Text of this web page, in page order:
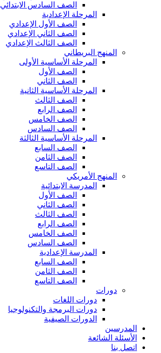
الصف السادس الابتدائي
المرحلة الإعدادية
الصف الأول الإعدادي
الصف الثاني الإعدادي
الصف الثالث الإعدادي
المنهج البريطاني
المرحلة الأساسية الأولى
الصف الأول
الصف الثاني
المرحلة الأساسية الثانية
الصف الثالث
الصف الرابع
الصف الخامس
الصف السادس
المرحلة الأساسية الثالثة
الصف السابع
الصف الثامن
الصف التاسع
المنهج الأمريكي
المدرسة الابتدائية
الصف الأول
الصف الثاني
الصف الثالث
الصف الرابع
الصف الخامس
الصف السادس
المدرسة الإعدادية
الصف السابع
الصف الثامن
الصف التاسع
دورات
دورات اللغات
دورات البرمجة والتكنولوجيا
الدورات الصيفية
المدرسين
الأسئلة الشائعة
اتصل بنا